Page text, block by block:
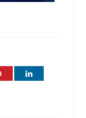
Pinterest LinkedIn